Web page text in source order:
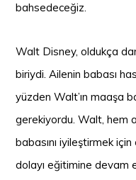
bahsedeceğiz.
Walt Disney, oldukça
biriydi. Ailenin babası
yüzden Walt’ın maaşa
gerekiyordu. Walt, hem
babasını iyileştirmek
dolayı eğitimine devam